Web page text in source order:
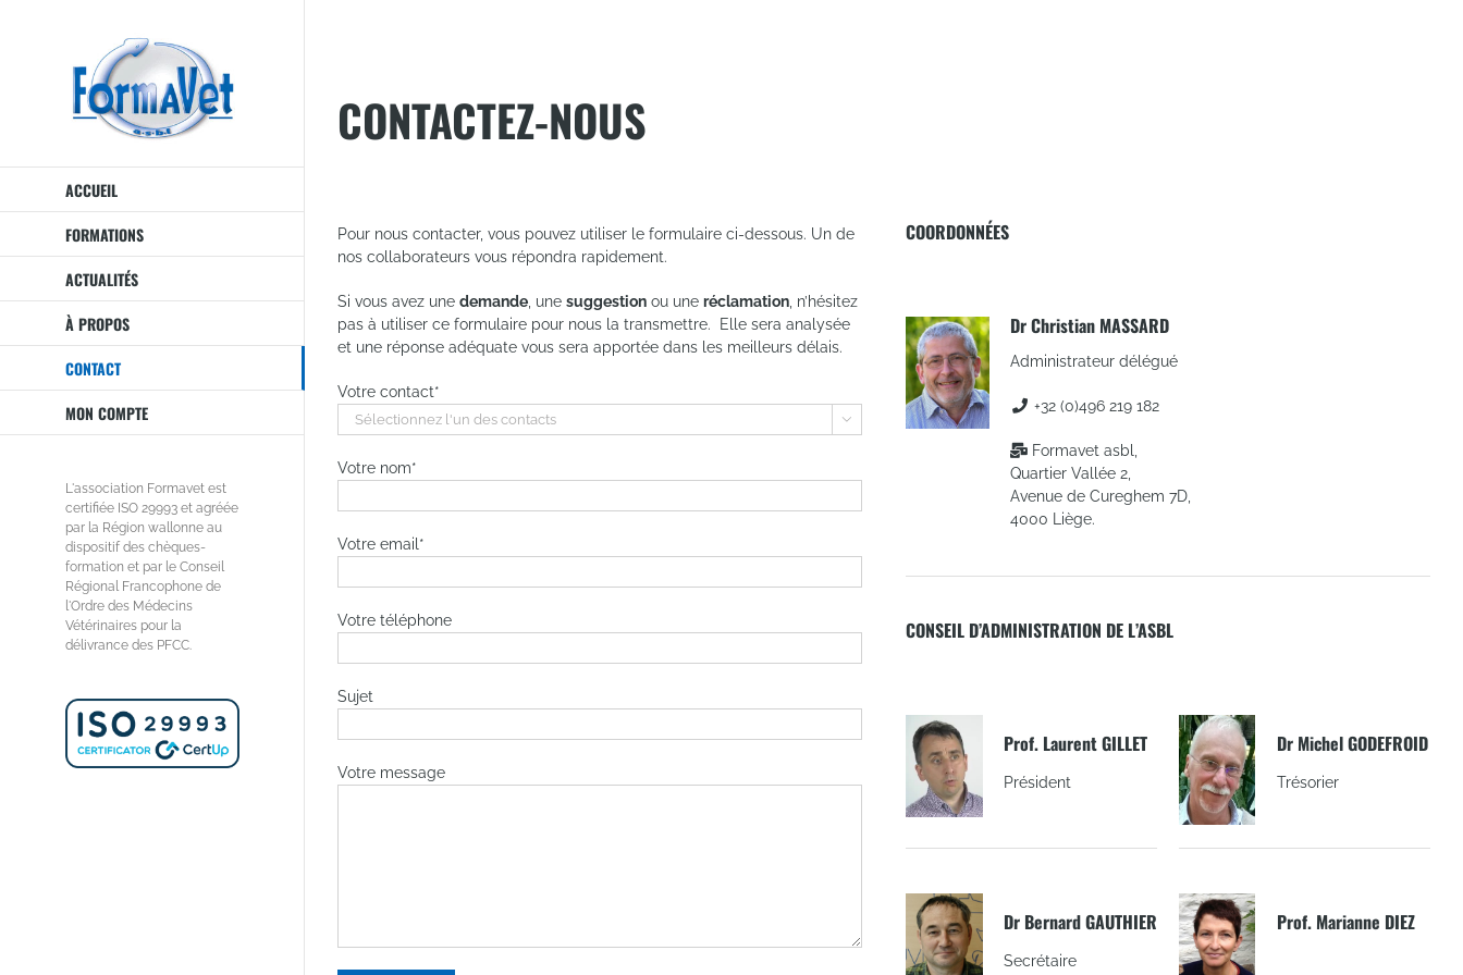
ACCUEIL
FORMATIONS
ACTUALITÉS
À PROPOS
CONTACT
MON COMPTE
L'association Formavet est
certifiée ISO 29993 et agréée
par la Région wallonne au
dispositif des chèques-
formation et par le Conseil
Régional Francophone de
l'Ordre des Médecins
Vétérinaires pour la
délivrance des PFCC.
CONTACTEZ-NOUS
Pour nous contacter, vous pouvez utiliser le formulaire ci-dessous. Un de
nos collaborateurs vous répondra rapidement.
Si vous avez une demande , une suggestion ou une réclamation , n’hésitez
pas à utiliser ce formulaire pour nous la transmettre. Elle sera analysée
et une réponse adéquate vous sera apportée dans les meilleurs délais.
Votre contact*

Votre nom*
Votre email*
Votre téléphone
Sujet
Votre message
COORDONNÉES
Dr Christian MASSARD
Administrateur délégué
+32 (0)496 219 182
Formavet asbl,
Quartier Vallée 2,
Avenue de Cureghem 7D,
4000 Liège.
CONSEIL D’ADMINISTRATION DE L’ASBL
Prof. Laurent GILLET
Président
Dr Michel GODEFROID
Trésorier
Dr Bernard GAUTHIER
Secrétaire
Prof. Marianne DIEZ